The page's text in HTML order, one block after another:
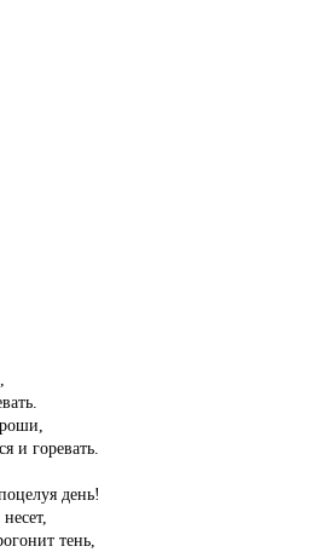
и горевать.
день!
тень,